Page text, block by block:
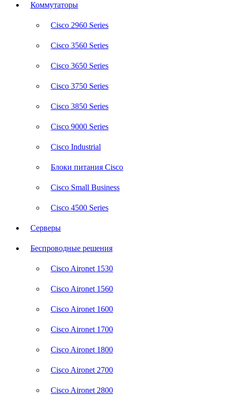
Коммутаторы
Cisco 2960 Series
Cisco 3560 Series
Cisco 3650 Series
Cisco 3750 Series
Cisco 3850 Series
Cisco 9000 Series
Cisco Industrial
Блоки питания Cisco
Cisco Small Business
Cisco 4500 Series
Серверы
Беспроводные решения
Cisco Aironet 1530
Cisco Aironet 1560
Cisco Aironet 1600
Cisco Aironet 1700
Cisco Aironet 1800
Cisco Aironet 2700
Cisco Aironet 2800